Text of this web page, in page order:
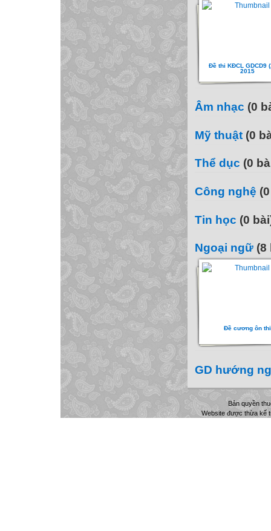
Đề thi KĐCL GDCD9
2015
Âm nhạc (0
Mỹ thuật (0
Thể dục (0
Công nghệ
Tin học (0
Ngoại ngữ (8
Đề cương ôn thi
GD hướng
Bản quyền
Website được thừa kế